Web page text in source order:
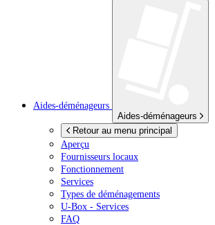
Aides-déménageurs
Aides-déménageurs
Retour au menu principal
Aperçu
Fournisseurs locaux
Fonctionnement
Services
Types de déménagements
U-Box - Services
FAQ